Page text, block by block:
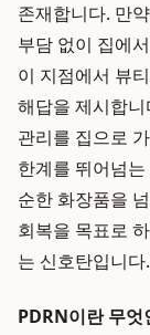
존재합니다. 만
부담 없이 집에
이 지점에서 뷰
해답을 제시합
관리를 집으로
한계를 뛰어넘
순한 화장품을
회복을 목표로
는 신호탄입니다.
PDRN이란 무엇